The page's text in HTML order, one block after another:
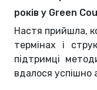
років у Green
Настя прийшла,
термінах і
підтримці
вдалося успішно